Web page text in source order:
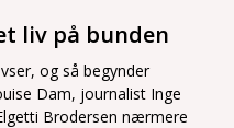
liv på bunden
og så begynder
Dam, journalist Inge
Brodersen nærmere